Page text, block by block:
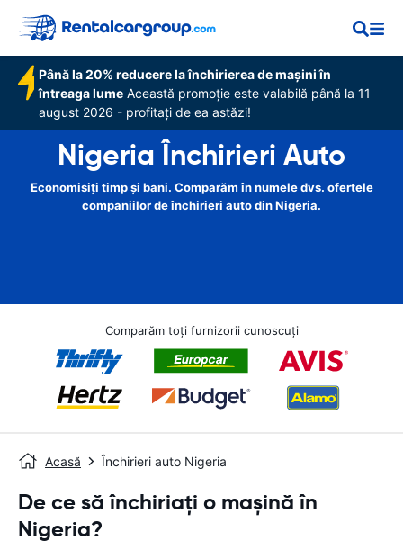
Până la 20% reducere la închirierea de mașini în
întreaga lume Această promoție este valabilă până la 11
august 2026 - profitați de ea astăzi!
Nigeria Închirieri Auto
Economisiți timp și bani. Comparăm în numele dvs. ofertele
companiilor de închirieri auto din Nigeria.
Comparăm toți furnizorii cunoscuți
Acasă Închirieri auto Nigeria
De ce să închiriați o mașină în
Nigeria?